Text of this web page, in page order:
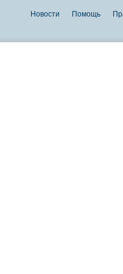
Новости Помощь